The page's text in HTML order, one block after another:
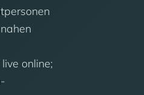
online;